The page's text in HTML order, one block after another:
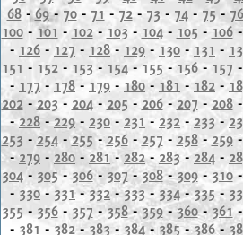
68-69- 70- 71 - 72- 73 - 74- 75 - 76
100-101 - 102- 103 - 104- 105- 106
- 126 - 127 - 128 - 129 - 130 - 131 -
151 - 152- 153 - 154- 155 - 156- 157 -
- 177- 178 - 179 - 180- 181 - 182 -
202-203 - 204- 205 - 206- 207 - 208-
-228 -229- 230 - 231 - 232 - 233 -
253 - 254-255-256- 257 - 258- 259-
-279 - 280 - 281- 282- 283 - 284 -
304- 305 -306- 307-308-309- 310-
- 330 - 331-332-333- 334-335 -
355 - 356-357 -358-359- 360-361
- 381 - 382-383 - 384- 385-386-